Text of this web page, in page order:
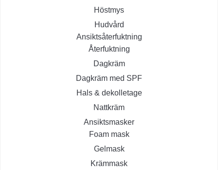
Höstmys
Hudvård
Ansiktsåterfuktning
Återfuktning
Dagkräm
Dagkräm med SPF
Hals & dekolletage
Nattkräm
Ansiktsmasker
Foam mask
Gelmask
Krämmask